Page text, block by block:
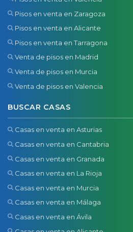
Pisos en venta en Zaragoza
Pisos en venta en Alicante
Pisos en venta en Tarragona
Venta de pisos en Madrid
Venta de pisos en Murcia
Venta de pisos en Valencia
BUSCAR CASAS
Casas en venta en Asturias
Casas en venta en Cantabria
Casas en venta en Granada
Casas en venta en La Rioja
Casas en venta en Murcia
Casas en venta en Málaga
Casas en venta en Ávila